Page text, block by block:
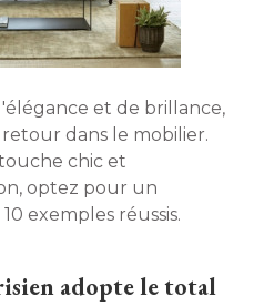
et de brillance,
dans le mobilier.
chic et
optez pour un
exemples réussis.
adopte le total